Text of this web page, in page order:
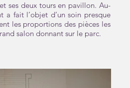
ses deux tours en pavillon. Au-
a fait l’objet d’un soin presque
les proportions des pièces les
salon donnant sur le parc.